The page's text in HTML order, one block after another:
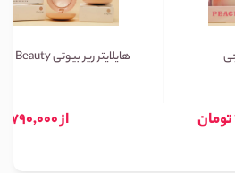
هایلایتر ریر بیوتی Rare Beauty
از 790,000 تومان